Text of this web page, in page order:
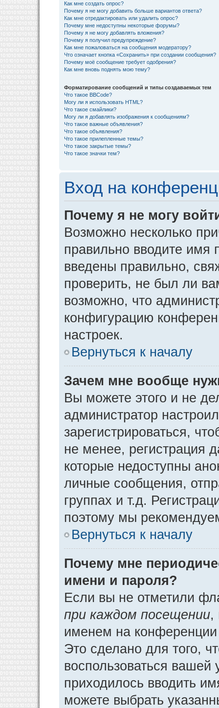
Как мне создать опрос?
Почему я не могу добавить больше вариантов ответа?
Как мне отредактировать или удалить опрос?
Почему мне недоступны некоторые форумы?
Почему я не могу добавлять вложения?
Почему я получил предупреждение?
Как мне пожаловаться на сообщения модератору?
Что означает кнопка «Сохранить» при создании сообщения?
Почему моё сообщение требует одобрения?
Как мне вновь поднять мою тему?
Форматирование сообщений и типы создаваемых тем
Что такое BBCode?
Могу ли я использовать HTML?
Что такое смайлики?
Могу ли я добавлять изображения к сообщениям?
Что такое важные объявления?
Что такое объявления?
Что такое прилепленные темы?
Что такое закрытые темы?
Что такое значки тем?
Вход на
Почему я не могу
Возможно несколько
правильно вводите имя
введены правильно,
проверить, не был ли
возможно, что
конфигурацию
настроек.
Вернуться к началу
Зачем мне вообще
Вы можете этого и не
администратор
зарегистрироваться,
не менее, регистрация
которые недоступны
личные сообщения,
группах и т.д.
поэтому мы
Вернуться к началу
Почему мне
имени и пароля?
Если вы не отметили
при каждом посещении,
именем на конференции
Это сделано для того,
воспользоваться
приходилось вводить
можете выбрать